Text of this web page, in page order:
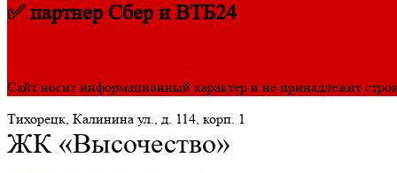
✅ партнер Сбер и ВТБ24
Сайт носит информационный характер и не принадлежит
Тихорецк, Калинина ул., д. 114, корп. 1
ЖК «Высочество»